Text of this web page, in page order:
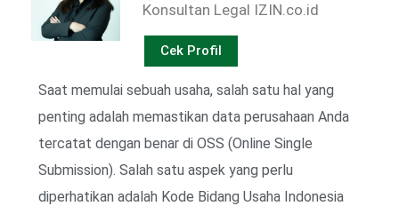
Konsultan Legal IZIN.co.id
Cek Profil
Saat memulai sebuah usaha, salah satu hal yang
penting adalah memastikan data perusahaan Anda
tercatat dengan benar di OSS (Online Single
Submission). Salah satu aspek yang perlu
diperhatikan adalah Kode Bidang Usaha Indonesia